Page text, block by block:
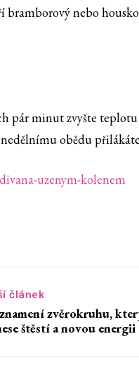
bramborový nebo
pár minut zvyšte teplotu
obědu
uzenym-kolenem
článek
zvěrokruhu,
štěstí a novou energii